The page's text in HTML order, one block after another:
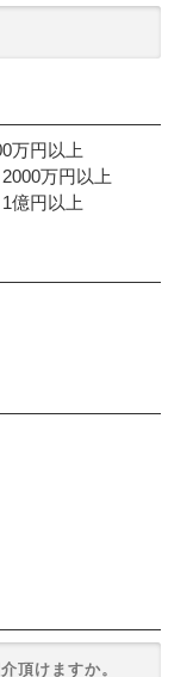
万円以上
2000万円以上
1億円以上